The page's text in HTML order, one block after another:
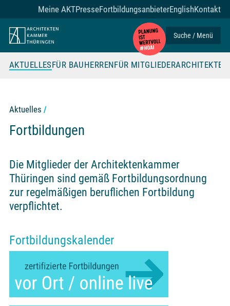
Zum Seiteninhalt
Suche / Menü
AKTUELLESFÜR BAUHERRENFÜR MITGLIEDER
Meine AKTPresseFortbildungsanbieterEnglishKontakt
Aktuelles
Fortbildungen
Die Mitglieder der Architektenkammer
Thüringen sind gemäß Fortbildungsordnung
zur regelmäßigen beruflichen Fortbildung
verpflichtet.
Fortbildungskalender